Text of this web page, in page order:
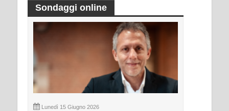
Sondaggi online
Lunedì 15 Giugno 2026